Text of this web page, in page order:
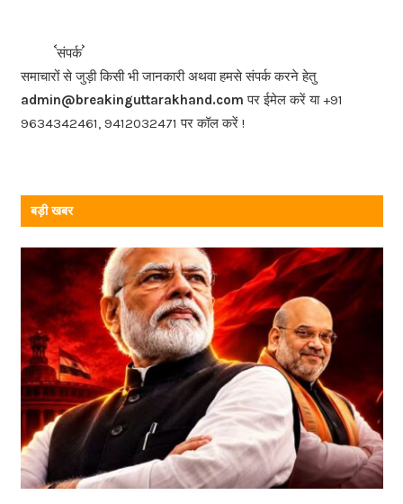
b
o
o
k
संपर्क
समाचारों से जुड़ी किसी भी जानकारी अथवा हमसे संपर्क करने हेतु
admin@breakinguttarakhand.com पर ईमेल करें या +91
9634342461, 9412032471 पर कॉल करें !
बड़ी खबर